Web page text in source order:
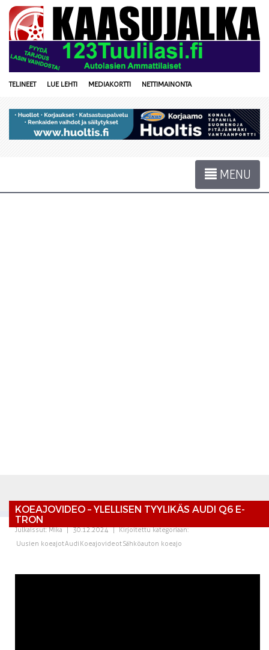
TELINEET LUE LEHTI MEDIAKORTTI NETTIMAINONTA
MENU
KOEAJOVIDEO – YLELLISEN TYYLIKÄS AUDI Q6 E-
TRON
Julkaissut:Mika | 30.12.2024 | Kirjoitettu kategoriaan:
Uusien koeajotAudi KoeajovideotSähköauton koeajo